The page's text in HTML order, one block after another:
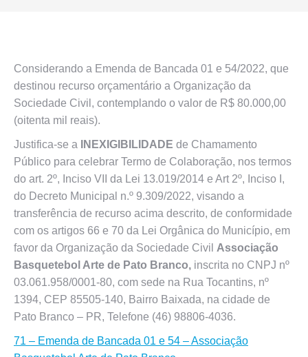
Considerando a Emenda de Bancada 01 e 54/2022, que
destinou recurso orçamentário a Organização da
Sociedade Civil, contemplando o valor de R$ 80.000,00
(oitenta mil reais).
Justifica-se a INEXIGIBILIDADE de Chamamento
Público para celebrar Termo de Colaboração, nos termos
do art. 2º, Inciso VII da Lei 13.019/2014 e Art 2º, Inciso I,
do Decreto Municipal n.º 9.309/2022, visando a
transferência de recurso acima descrito, de conformidade
com os artigos 66 e 70 da Lei Orgânica do Município, em
favor da Organização da Sociedade Civil Associação
Basquetebol Arte de Pato Branco, inscrita no CNPJ nº
03.061.958/0001-80, com sede na Rua Tocantins, nº
1394, CEP 85505-140, Bairro Baixada, na cidade de
Pato Branco – PR, Telefone (46) 98806-4036.
71 – Emenda de Bancada 01 e 54 – Associação